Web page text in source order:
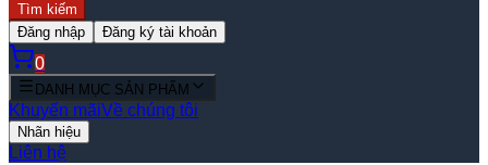
Tìm kiếm
Đăng nhập
Đăng ký tài khoản
0
DANH MỤC SẢN PHẨM
Khuyến mãiVề chúng tôi
Nhãn hiệu
Liên hệ